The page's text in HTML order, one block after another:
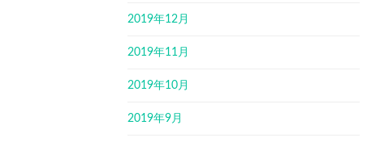
2019年12月
2019年11月
2019年10月
2019年9月